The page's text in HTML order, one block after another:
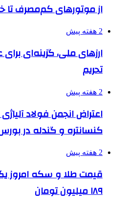
از موتورهای کم‌مصرف تا
2 هفته پیش
ارزهای ملی، گزینه‌ای
تحریم
2 هفته پیش
اعتراض انجمن فولاد
کنسانتره و گندله در
2 هفته پیش
قیمت طلا و سکه امروز
۱۸۹ میلیون تومان